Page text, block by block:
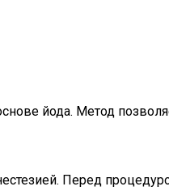
йода. Метод
Перед